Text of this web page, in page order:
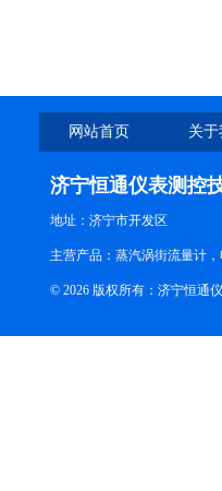
网站首页 关
济宁恒通仪表测控
地址：济宁市开发区
主营产品：蒸汽涡街流量计
© 2026 版权所有：济宁恒通